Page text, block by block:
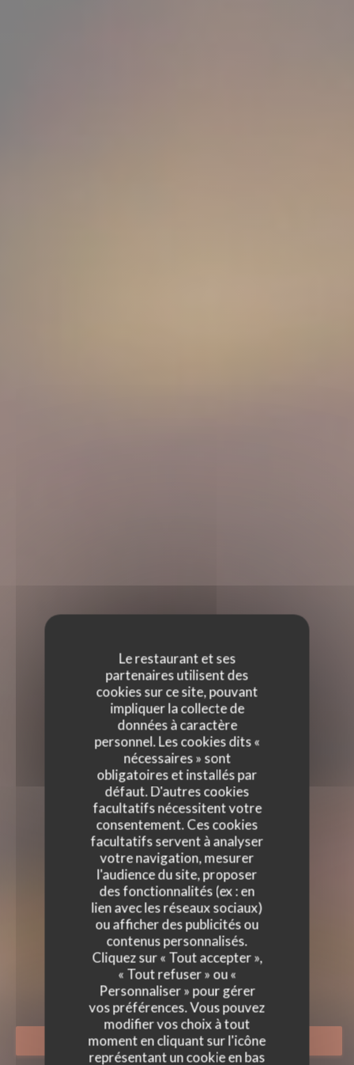
Le restaurant et ses
partenaires utilisent des
cookies sur ce site, pouvant
impliquer la collecte de
données à caractère
personnel. Les cookies dits «
nécessaires » sont
obligatoires et installés par
défaut. D'autres cookies
facultatifs nécessitent votre
consentement. Ces cookies
facultatifs servent à analyser
votre navigation, mesurer
l'audience du site, proposer
des fonctionnalités (ex : en
lien avec les réseaux sociaux)
ou afficher des publicités ou
contenus personnalisés.
Cliquez sur « Tout accepter »,
« Tout refuser » ou «
Personnaliser » pour gérer
vos préférences. Vous pouvez
modifier vos choix à tout
moment en cliquant sur l'icône
représentant un cookie en bas
LES SARDIGNAC
CAVISTE|PARIS
RÉSERVER